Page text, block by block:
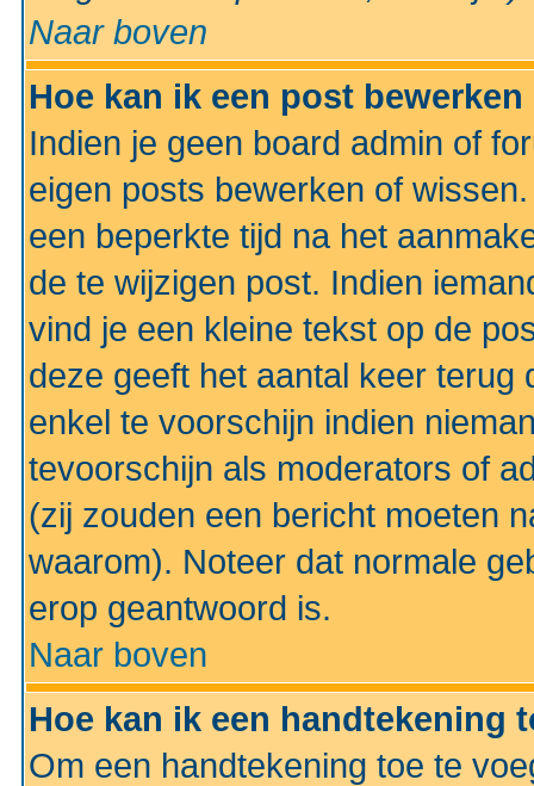
Naar boven
Hoe kan ik een post
Indien je geen board admin of
eigen posts bewerken of
een beperkte tijd na het
de te wijzigen post. Indien
vind je een kleine tekst op de
deze geeft het aantal keer terug
enkel te voorschijn indien
tevoorschijn als moderators of
(zij zouden een bericht moeten
waarom). Noteer dat normale
erop geantwoord is.
Naar boven
Hoe kan ik een handtekening
Om een handtekening toe te